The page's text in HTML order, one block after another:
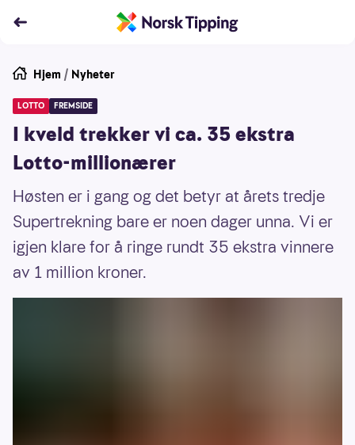
Hjem / Nyheter
LOTTO FREMSIDE
I kveld trekker vi ca. 35 ekstra
Lotto-millionærer
Høsten er i gang og det betyr at årets tredje
Supertrekning bare er noen dager unna. Vi er
igjen klare for å ringe rundt 35 ekstra vinnere
av 1 million kroner.